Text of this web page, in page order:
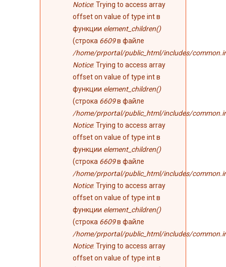
Notice: Trying to access array
offset on value of type int в
функции element_children()
(строка 6609в файле
/home/prportal/public_html/includes/
Notice: Trying to access array
offset on value of type int в
функции element_children()
(строка 6609в файле
/home/prportal/public_html/includes/
Notice: Trying to access array
offset on value of type int в
функции element_children()
(строка 6609в файле
/home/prportal/public_html/includes/
Notice: Trying to access array
offset on value of type int в
функции element_children()
(строка 6609в файле
/home/prportal/public_html/includes/
Notice: Trying to access array
offset on value of type int в